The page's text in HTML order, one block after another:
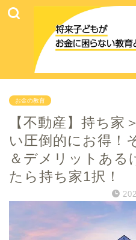
お金の教育
【不動産】持ち家
い圧倒的にお得！
＆デメリットある
たら持ち家1択！